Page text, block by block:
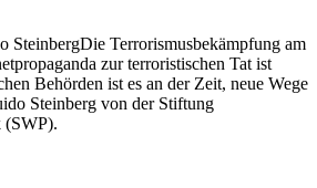
SteinbergDie Terrorismusbekämpfung am
zur terroristischen Tat ist
Behörden ist es an der Zeit, neue Wege
Steinberg von der Stiftung
(SWP).